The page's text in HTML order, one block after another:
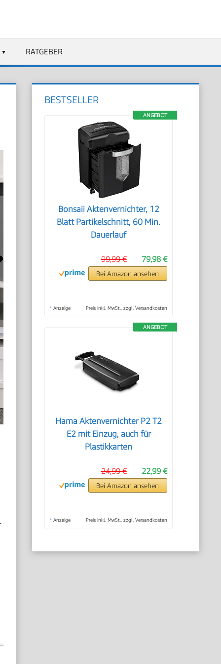
RATGEBER
BESTSELLER
ANGEBOT
Bonsaii Aktenvernichter, 12
Blatt Partikelschnitt, 60 Min.
Dauerlauf
79,98 €
99,99 €
Bei Amazon ansehen
* Anzeige Preis inkl. MwSt., zzgl. Versandkosten
ANGEBOT
Hama Aktenvernichter P2 T2
E2 mit Einzug, auch für
Plastikkarten
22,99 €
24,99 €
Bei Amazon ansehen
* Anzeige Preis inkl. MwSt., zzgl. Versandkosten